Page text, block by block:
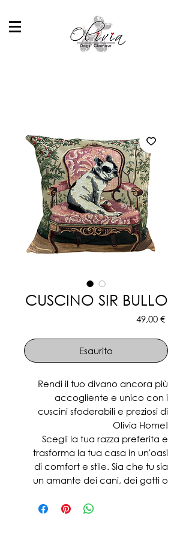
CUSCINO SIR BULLO
49,00 €Prezzo
Esaurito
Rendi il tuo divano ancora più
accogliente e unico con i
cuscini sfoderabili e preziosi di
Olivia Home!
Scegli la tua razza preferita e
trasforma la tua casa in un'oasi
di comfort e stile. Sia che tu sia
un amante dei cani, dei gatti o
disponibili in una vasta gamma di